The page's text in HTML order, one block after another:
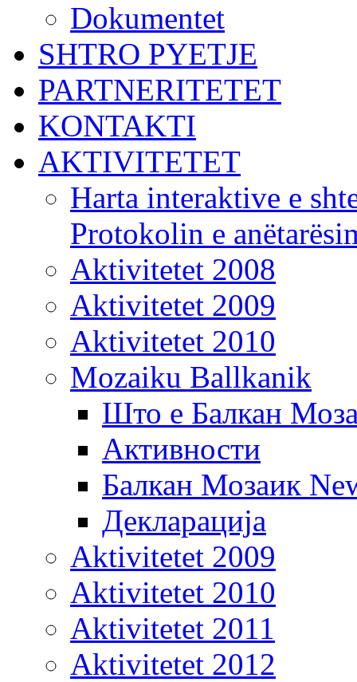
Dokumentet
SHTRO PYETJE
PARTNERITETET
KONTAKTI
AKTIVITETET
Harta interaktive e
Protokolin e
Aktivitetet 2008
Aktivitetet 2009
Aktivitetet 2010
Mozaiku Ballkanik
Што е Балкан
Активности
Балкан Мозаик
Декларација
Aktivitetet 2009
Aktivitetet 2010
Aktivitetet 2011
Aktivitetet 2012